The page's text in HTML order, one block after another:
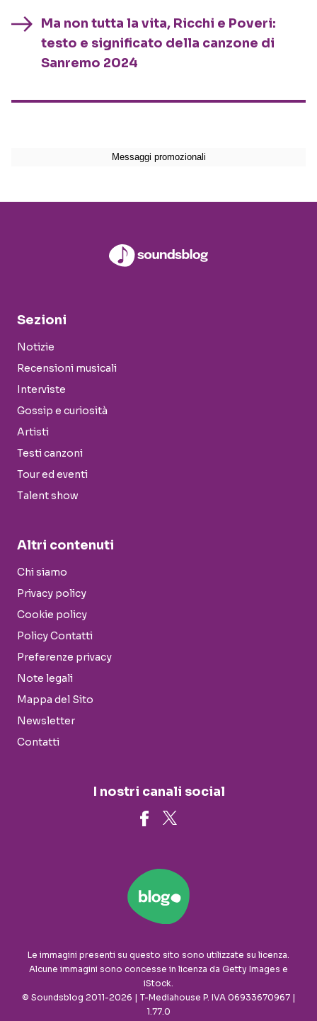
Ma non tutta la vita, Ricchi e Poveri:
testo e significato della canzone di
Sanremo 2024
Sezioni
Notizie
Recensioni musicali
Interviste
Gossip e curiosità
Artisti
Testi canzoni
Tour ed eventi
Talent show
Altri contenuti
Chi siamo
Privacy policy
Cookie policy
Policy Contatti
Preferenze privacy
Note legali
Mappa del Sito
Newsletter
Contatti
I nostri canali social
Le immagini presenti su questo sito sono utilizzate su licenza.
Alcune immagini sono concesse in licenza da Getty Images e
iStock.
© Soundsblog 2011-2026 | T-Mediahouse P. IVA 06933670967 |
1.77.0